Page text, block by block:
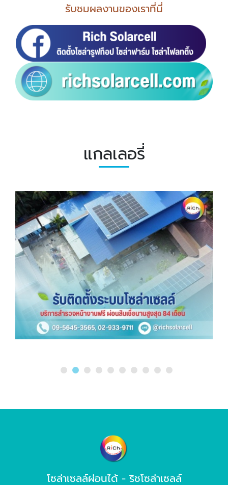
รับชมผลงานของเราที่นี่
แกลเลอรี่
โซล่าเซลล์ผ่อนได้ - ริชโซล่าเซลล์